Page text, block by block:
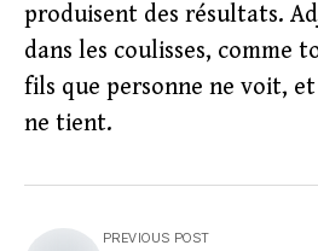
produisent des résultats.
dans les coulisses, comme
fils que personne ne voit,
ne tient.
PREVIOUS POST